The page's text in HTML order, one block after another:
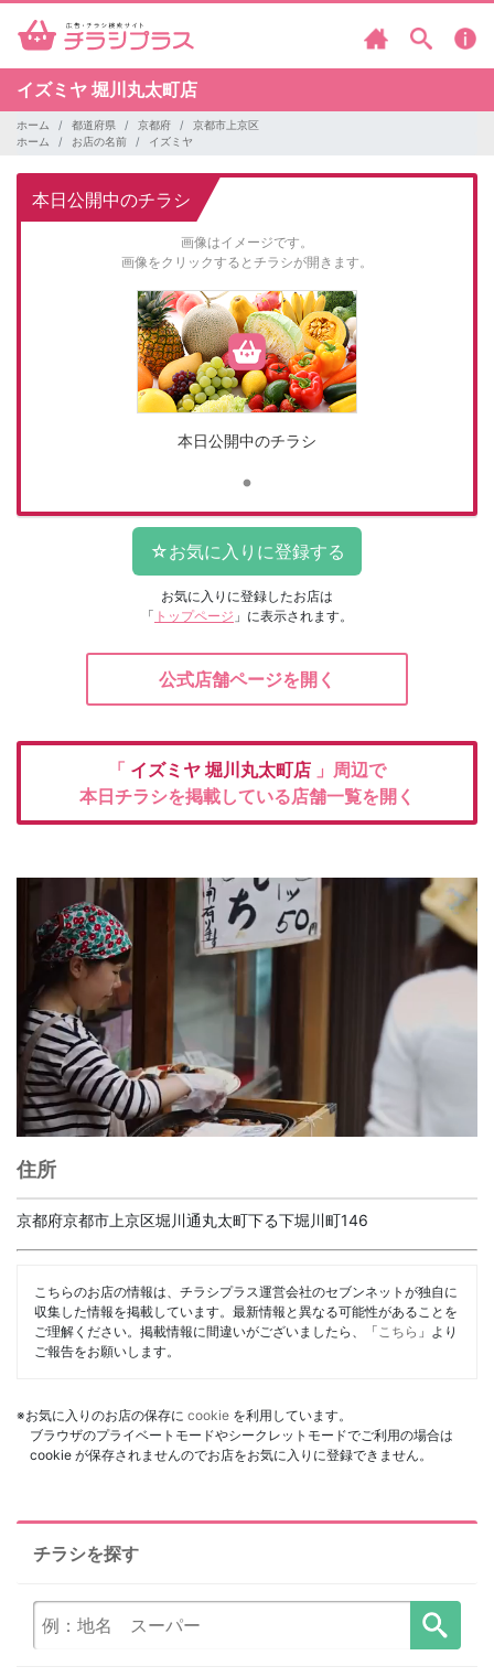
イズミヤ 堀川丸太町店
ホーム 都道府県 京都府
京都市上京区
ホーム
お店の名前 イズミヤ
本日公開中のチラシ
画像はイメージです。
画像をクリックするとチラシが開きます。
本日公開中のチラシ
お気に入りに登録したお店は
「 トップページ 」に表示されます。
公式店舗ページを開く
「 イズミヤ 堀川丸太町店 」周辺で
本日チラシを掲載している店舗一覧を開く
住所
京都府京都市上京区堀川通丸太町下る下堀川町146
こちらのお店の情報は、チラシプラス運営会社のセブンネットが独自に
収集した情報を掲載しています。最新情報と異なる可能性があることを
ご理解ください。掲載情報に間違いがございましたら、「 こちら 」より
ご報告をお願いします。
※お気に入りのお店の保存に cookie を利用しています。
ブラウザのプライベートモードやシークレットモードでご利用の場合は
cookie が保存されませんのでお店をお気に入りに登録できません。
チラシを探す